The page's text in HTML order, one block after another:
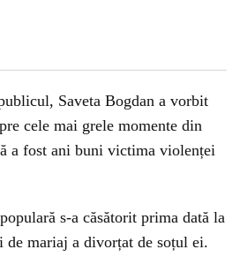
Saveta Bogdan a vorbit
cele mai grele momente din
a fost ani buni victima violenței
s-a căsătorit prima dată la
de mariaj a divorțat de soțul ei.